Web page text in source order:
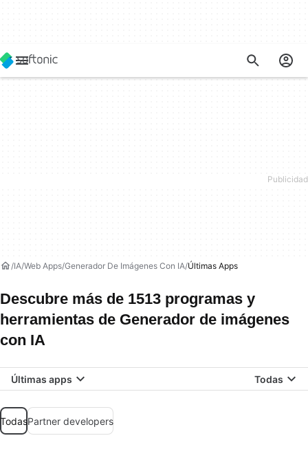
IA Web Apps Generador De Imágenes Con IA Últimas Apps
Descubre más de 1513 programas y
herramientas de Generador de imágenes
con IA
Últimas apps Todas
TodasPartner developers